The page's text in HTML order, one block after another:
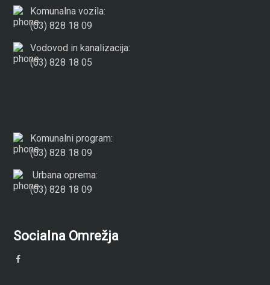
Komunalna vozila:
(03) 828 18 09
Vodovod in kanalizacija:
(03) 828 18 05
Komunalni program:
(03) 828 18 09
Urbana oprema:
(03) 828 18 09
Socialna Omrežja